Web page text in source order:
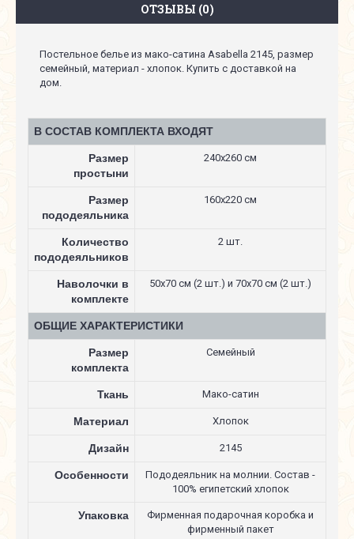
ОТЗЫВЫ (0)
Постельное белье из мако-сатина Asabella 2145, размер
семейный, материал - хлопок. Купить с доставкой на
дом.
В СОСТАВ КОМПЛЕКТА ВХОДЯТ
Размер
простыни
240х260 см
Размер
пододеяльника
160х220 см
Количество
пододеяльников
2 шт.
Наволочки в
комплекте
50х70 см (2 шт.) и 70х70 см (2 шт.)
ОБЩИЕ ХАРАКТЕРИСТИКИ
Размер
комплекта
Семейный
Ткань Мако-сатин
Материал Хлопок
Дизайн 2145
Особенности
Пододеяльник на молнии. Состав -
100% египетский хлопок
Упаковка
Фирменная подарочная коробка и
фирменный пакет